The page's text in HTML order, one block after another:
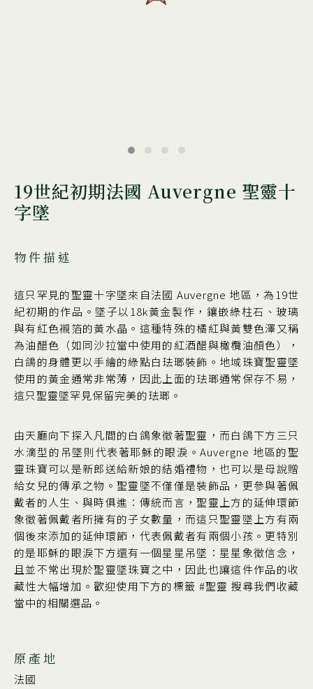
19世紀初期法國 Auvergne 聖靈十
字墜
物件描述
這只罕見的聖靈十字墜來自法國 Auvergne 地區，為19世
紀初期的作品。墜子以18k黃金製作，鑲嵌綠柱石、玻璃
與有紅色襯箔的黃水晶。這種特殊的橘紅與黃雙色澤又稱
為油醋色（如同沙拉當中使用的紅酒醋與橄欖油顏色），
白鴿的身體更以手繪的綠點白珐瑯裝飾。地域珠寶聖靈墜
使用的黃金通常非常薄，因此上面的珐瑯通常保存不易，
這只聖靈墜罕見保留完美的珐瑯。
由天廳向下探入凡間的白鴿象徵著聖靈，而白鴿下方三只
水滴型的吊墜則代表著耶穌的眼淚。Auvergne 地區的聖
靈珠寶可以是新郎送給新娘的結婚禮物，也可以是母說贈
給女兒的傳承之物。聖靈墜不僅僅是裝飾品，更參與著佩
戴者的人生、與時俱進：傳統而言，聖靈上方的延伸環節
象徵著佩戴者所擁有的子女數量，而這只聖靈墜上方有兩
個後來添加的延伸環節，代表佩戴者有兩個小孩。更特別
的是耶穌的眼淚下方還有一個星星吊墜：星星象徵信念，
且並不常出現於聖靈墜珠寶之中，因此也讓這件作品的收
藏性大幅增加。歡迎使用下方的標籤 #聖靈 搜尋我們收藏
當中的相關選品。
原產地
法國